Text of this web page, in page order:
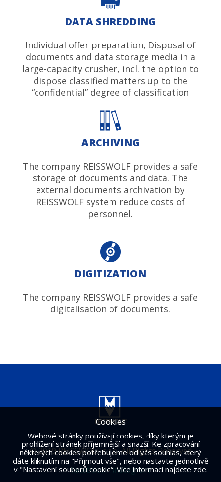
DATA SHREDDING
Individual offer preparation, Disposal of
documents and data storage media in a
large-capacity crusher, incl. the option to
dispose classified matters up to the
“confidential” degree of classification
ARCHIVING
The company REISSWOLF provides a safe
storage of documents and data. The
external documents archivation by
REISSWOLF system reduce costs of
personnel.
DIGITIZATION
The company REISSWOLF provides a safe
digitalisation of documents.
© 2019 REISSWOLF s.r.o. All Rights Reserved
facebook-instagram
Cookies
Webové stránky používají cookies, díky kterým je
prohlížení stránek příjemnější a snazší. Ke zpracování
některých cookies potřebujeme od vás souhlas, který
dáte kliknutím na "Přijmout vše", nebo nastavte jednotlivě
v "Nastavení souborů cookie“. Více informací najdete zde.